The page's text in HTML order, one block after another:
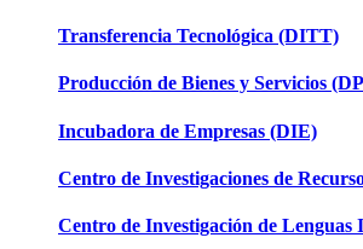
Transferencia Tecnológica (DITT)
Producción de Bienes y Servicios
Incubadora de Empresas (DIE)
Centro de Investigaciones de
Centro de Investigación de